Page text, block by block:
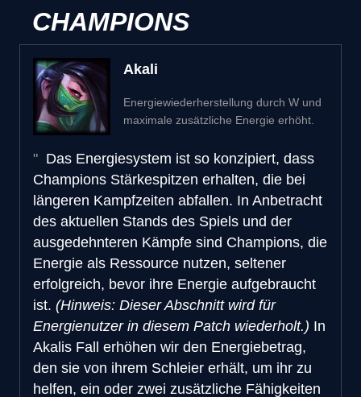
CHAMPIONS
Akali
Energiewiederherstellung durch W und
maximale zusätzliche Energie erhöht.
Das Energiesystem ist so konzipiert, dass
Champions Stärkespitzen erhalten, die bei
längeren Kampfzeiten abfallen. In Anbetracht
des aktuellen Stands des Spiels und der
ausgedehnteren Kämpfe sind Champions, die
Energie als Ressource nutzen, seltener
erfolgreich, bevor ihre Energie aufgebraucht
ist. (Hinweis: Dieser Abschnitt wird für
Energienutzer in diesem Patch wiederholt.) In
Akalis Fall erhöhen wir den Energiebetrag,
den sie von ihrem Schleier erhält, um ihr zu
helfen, ein oder zwei zusätzliche Fähigkeiten